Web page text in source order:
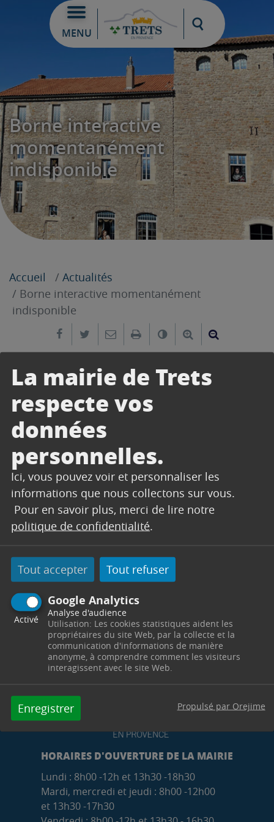
La mairie de Trets
respecte vos
données
personnelles.
Ici, vous pouvez voir et personnaliser les
informations que nous collectons sur vous.
Pour en savoir plus, merci de lire notre
politique de confidentialité.
Tout accepter Tout refuser
Google Analytics
Activé
Analyse d'audience
Utilisation: Les cookies statistiques aident les
propriétaires du site Web, par la collecte et la
communication d'informations de manière
anonyme, à comprendre comment les visiteurs
interagissent avec le site Web.
Enregistrer Propulsé par Orejime
MENU
Moteur de
Borne interactive
momentanément
indisponible
Accueil
Actualités
Borne interactive momentanément
indisponible
Partager sur Facebook
Partager sur Twitter
Envoyer par e-mail
ImprimerChanger leAgrandir le
9 juin 2023
La borne interactive devant l’Hôtel de Ville est
actuellement indisponible pour cause de
maintenance.
Vous pourrez à nouveau y accéder d’ici la
semaine prochaine.
Vous pouvez consulter l’affichage légal via le lien
suivant : https://datahall.digilor-
apps.fr/web/#/documents/294
HORAIRES D'OUVERTURE DE LA MAIRIE
Lundi : 8h00 -12h et 13h30 -18h30
Mardi, mercredi et jeudi : 8h00 -12h00
et 13h30 -17h30